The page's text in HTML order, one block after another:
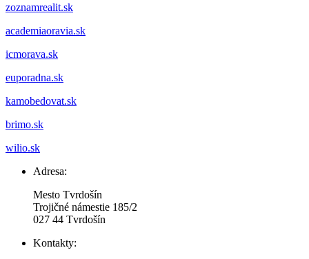
zoznamrealit.sk
academiaoravia.sk
icmorava.sk
euporadna.sk
kamobedovat.sk
brimo.sk
wilio.sk
Adresa:
Mesto Tvrdošín
Trojičné námestie 185/2
027 44 Tvrdošín
Kontakty: